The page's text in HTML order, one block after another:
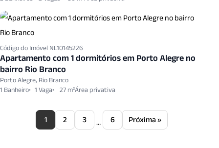
Código do Imóvel NL10145226
Apartamento com 1 dormitórios em Porto Alegre no
bairro Rio Branco
Porto Alegre, Rio Branco
1 Banheiro
1 Vaga 27 m²
1 2 3 … 6 Próxima »